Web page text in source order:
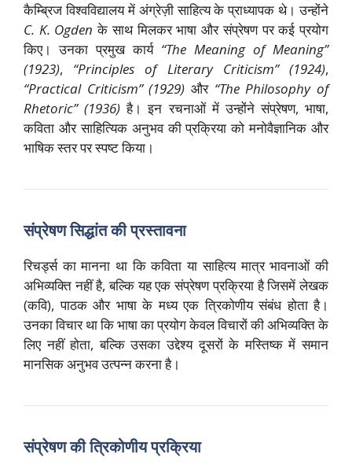
कैम्ब्रिज विश्वविद्यालय में अंग्रेज़ी साहित्य के प्राध्यापक थे। उन्होंने
C. K. Ogden के साथ मिलकर भाषा और संप्रेषण पर कई प्रयोग
किए। उनका प्रमुख कार्य “The Meaning of Meaning”
(1923), “Principles of Literary Criticism” (1924),
“Practical Criticism” (1929) और “The Philosophy of
Rhetoric” (1936) है। इन रचनाओं में उन्होंने संप्रेषण, भाषा,
कविता और साहित्यिक अनुभव की प्रक्रिया को मनोवैज्ञानिक और
भाषिक स्तर पर स्पष्ट किया।
संप्रेषण सिद्धांत की प्रस्तावना
रिचर्ड्स का मानना था कि कविता या साहित्य मात्र भावनाओं की
अभिव्यक्ति नहीं है, बल्कि यह एक संप्रेषण प्रक्रिया है जिसमें लेखक
(कवि), पाठक और भाषा के मध्य एक त्रिकोणीय संबंध होता है।
उनका विचार था कि भाषा का प्रयोग केवल विचारों की अभिव्यक्ति के
लिए नहीं होता, बल्कि उसका उद्देश्य दूसरों के मस्तिष्क में समान
मानसिक अनुभव उत्पन्न करना है।
संप्रेषण की त्रिकोणीय प्रक्रिया